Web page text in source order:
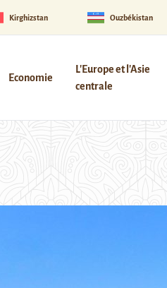
Kirghizstan Ouzbékistan
Economie
L'Europe et l'Asie
centrale